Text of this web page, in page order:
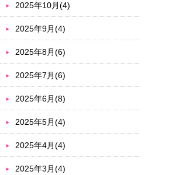
2025年10月(4)
2025年9月(4)
2025年8月(6)
2025年7月(6)
2025年6月(8)
2025年5月(4)
2025年4月(4)
2025年3月(4)